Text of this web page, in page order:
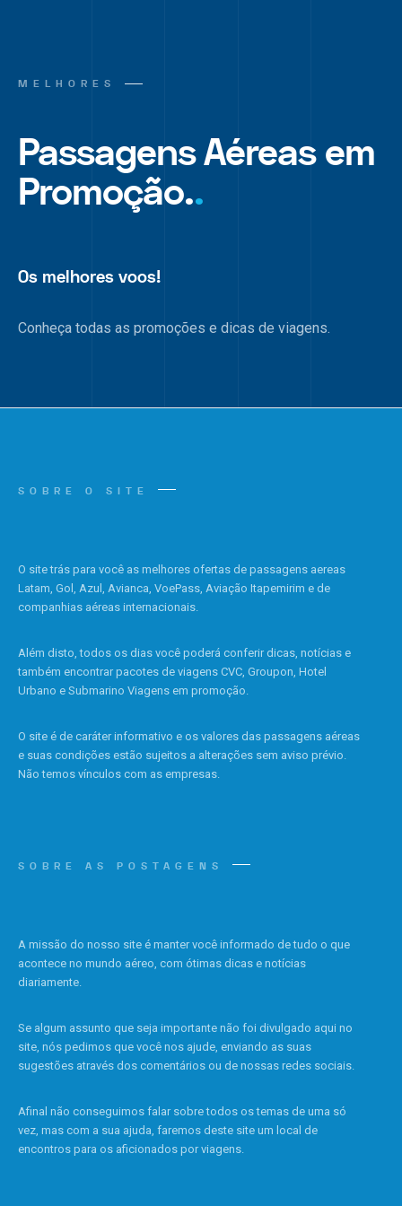
MELHORES
Passagens Aéreas em
Promoção..
Os melhores voos!
Conheça todas as promoções e dicas de viagens.
SOBRE O SITE
O site trás para você as melhores ofertas de passagens aereas
Latam, Gol, Azul, Avianca, VoePass, Aviação Itapemirim e de
companhias aéreas internacionais.
Além disto, todos os dias você poderá conferir dicas, notícias e
também encontrar pacotes de viagens CVC, Groupon, Hotel
Urbano e Submarino Viagens em promoção.
O site é de caráter informativo e os valores das passagens aéreas
e suas condições estão sujeitos a alterações sem aviso prévio.
Não temos vínculos com as empresas.
SOBRE AS POSTAGENS
A missão do nosso site é manter você informado de tudo o que
acontece no mundo aéreo, com ótimas dicas e notícias
diariamente.
Se algum assunto que seja importante não foi divulgado aqui no
site, nós pedimos que você nos ajude, enviando as suas
sugestões através dos comentários ou de nossas redes sociais.
Afinal não conseguimos falar sobre todos os temas de uma só
vez, mas com a sua ajuda, faremos deste site um local de
encontros para os aficionados por viagens.